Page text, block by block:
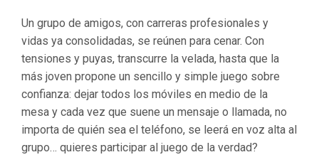
Un grupo de amigos, con carreras profesionales y
vidas ya consolidadas, se reúnen para cenar. Con
tensiones y puyas, transcurre la velada, hasta que la
más joven propone un sencillo y simple juego sobre
confianza: dejar todos los móviles en medio de la
mesa y cada vez que suene un mensaje o llamada, no
importa de quién sea el teléfono, se leerá en voz alta al
grupo… quieres participar al juego de la verdad?